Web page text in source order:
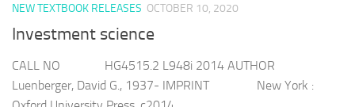
NEW TEXTBOOK RELEASES OCTOBER 10, 2020
Investment science
CALL NO HG4515.2 L948i 2014 AUTHOR
Luenberger, David G., 1937- IMPRINT New York :